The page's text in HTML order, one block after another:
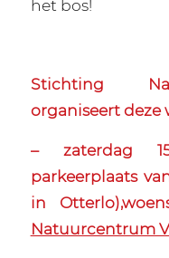
het bos!
Stichting
organiseert deze
– zaterdag
parkeerplaats
in Otterlo),
Natuurcentrum